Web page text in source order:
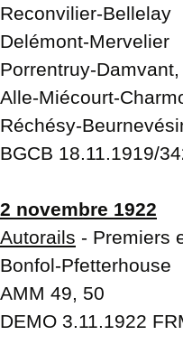
Reconvilier-Bellelay
Delémont-Mervelier
Porrentruy-
Alle-Miécourt-
Réchésy-
BGCB 18.11.1919/
2 novembre 1922
Autorails - Premiers
Bonfol-Pfetterhouse
AMM 49, 50
DEMO 3.11.1922